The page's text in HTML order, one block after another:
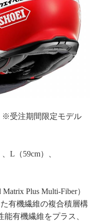
※受注期間限定モデル
L（59cm）、
Plus Multi-Fiber）
有機繊維の複合積層構
有機繊維をプラス、